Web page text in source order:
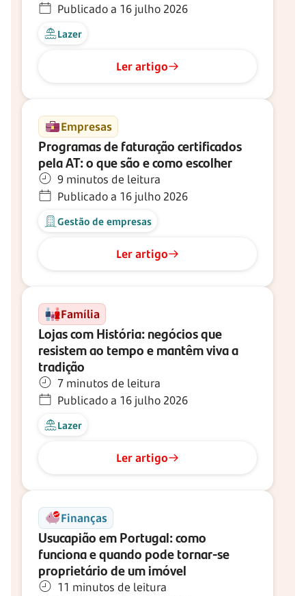
Publicado a 16 julho 2026
Lazer
Ler artigo
Empresas
Programas de faturação certificados
pela AT: o que são e como escolher
9 minutos de leitura
Publicado a 16 julho 2026
Gestão de empresas
Ler artigo
Família
Lojas com História: negócios que
resistem ao tempo e mantêm viva a
tradição
7 minutos de leitura
Publicado a 16 julho 2026
Lazer
Ler artigo
Finanças
Usucapião em Portugal: como
funciona e quando pode tornar-se
proprietário de um imóvel
11 minutos de leitura